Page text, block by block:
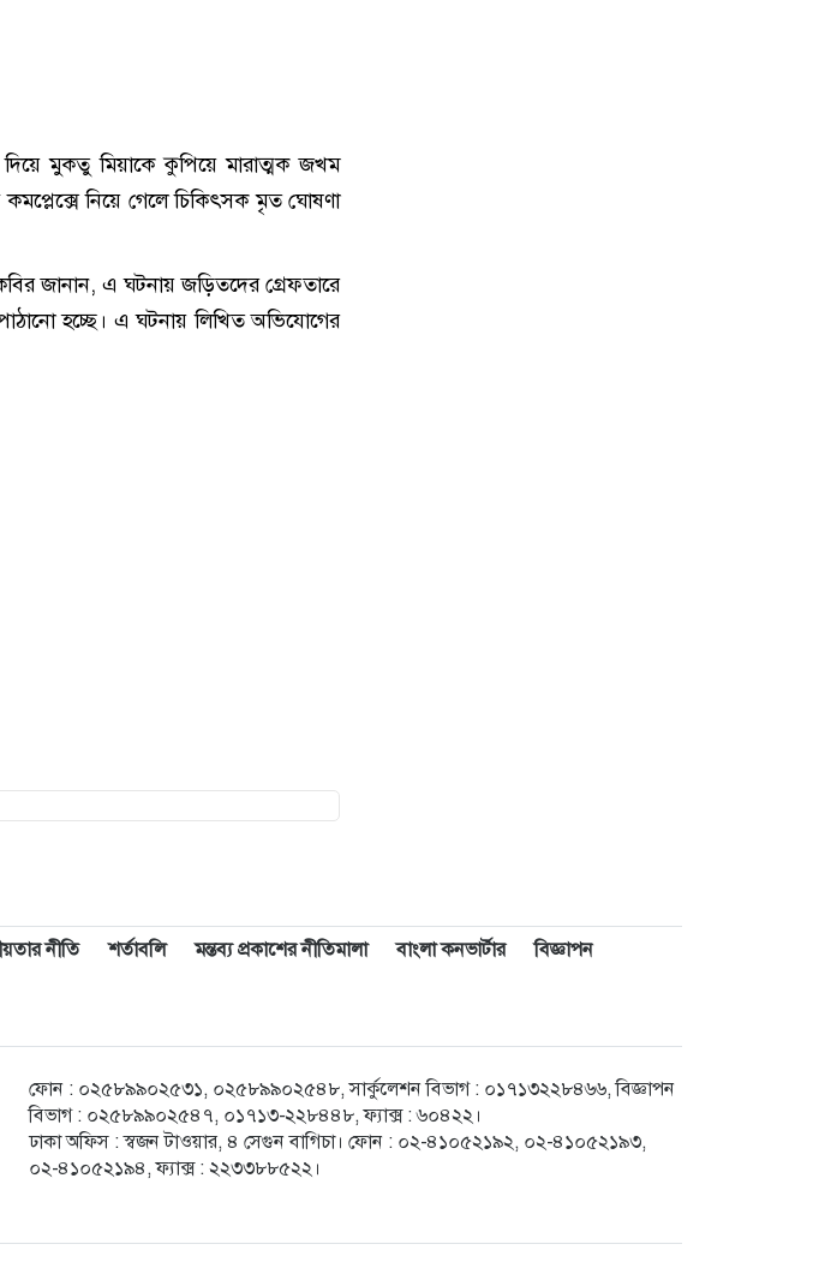
মুকতু মিয়াকে কুপিয়ে মারাত্মক জখম
কমপ্লেক্সে নিয়ে গেলে চিকিৎসক মৃত ঘোষণা
জানান, এ ঘটনায় জড়িতদের গ্রেফতারে
হচ্ছে। এ ঘটনায় লিখিত অভিযোগের
নীতি শর্তাবলি মন্তব্য প্রকাশের নীতিমালা বাংলা কনভার্টার
বিজ্ঞাপন
ফোন : ০২৫৮৯৯০২৫৩১, ০২৫৮৯৯০২৫৪৮, সার্কুলেশন বিভাগ : ০১৭১৩২২৮৪৬৬, বিজ্ঞাপন
বিভাগ : ০২৫৮৯৯০২৫৪৭, ০১৭১৩-২২৮৪৪৮, ফ্যাক্স : ৬০৪২২।
ঢাকা অফিস : স্বজন টাওয়ার, ৪ সেগুন বাগিচা। ফোন : ০২-৪১০৫২১৯২, ০২-৪১০৫২১৯৩,
০২-৪১০৫২১৯৪, ফ্যাক্স : ২২৩৩৮৮৫২২।